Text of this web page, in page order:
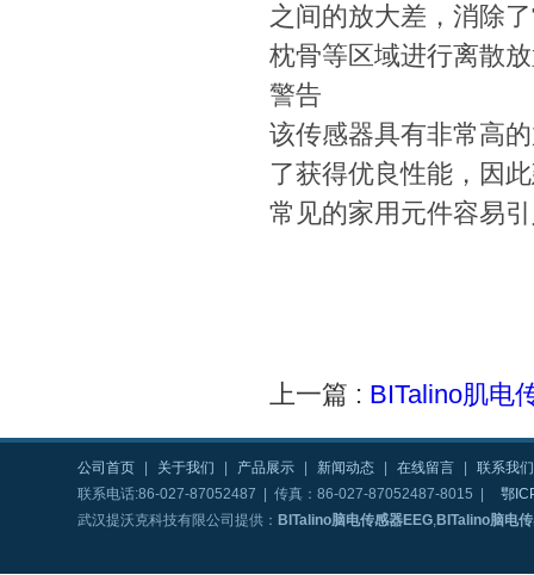
之间的放大差，消除
枕骨等区域进行离散
警告
该传感器具有非常高
了获得优良性能，因
常见的家用元件容易
上一篇 : BITalino肌电
公司首页 关于我们 产品展示 新闻动态 在线留言
联系我们
联系电话:86-027-87052487 | 传真：86-027-87052487-8015 |
鄂
武汉提沃克科技有限公司提供： BITalino脑电传感器EEG,BITalino脑电